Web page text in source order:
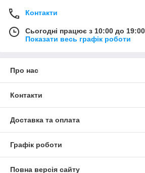
Контакти
Сьогодні працює з 10:00 до 19:00
Показати весь графік роботи
Про нас
Контакти
Доставка та оплата
Графік роботи
Повна версія сайту